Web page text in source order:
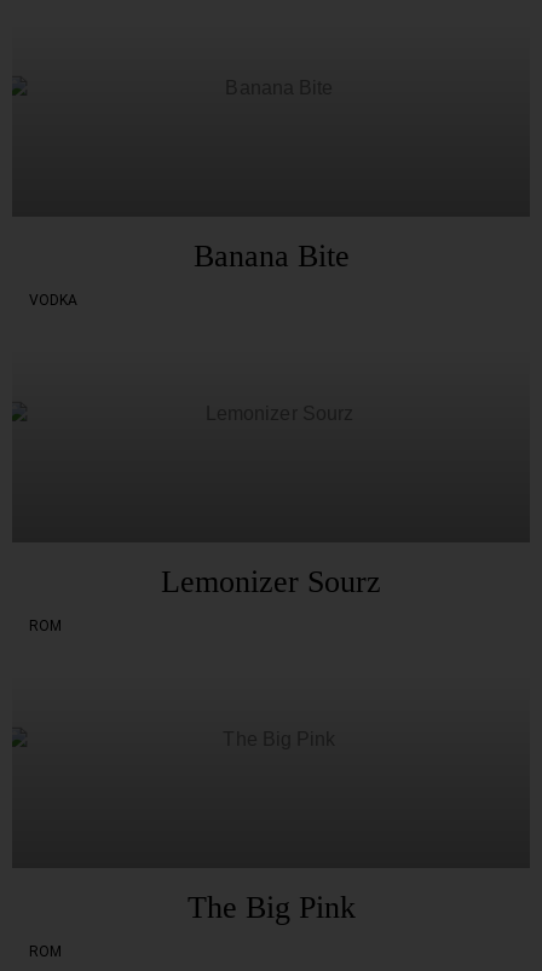
Banana Bite
VODKA
Lemonizer Sourz
ROM
The Big Pink
ROM